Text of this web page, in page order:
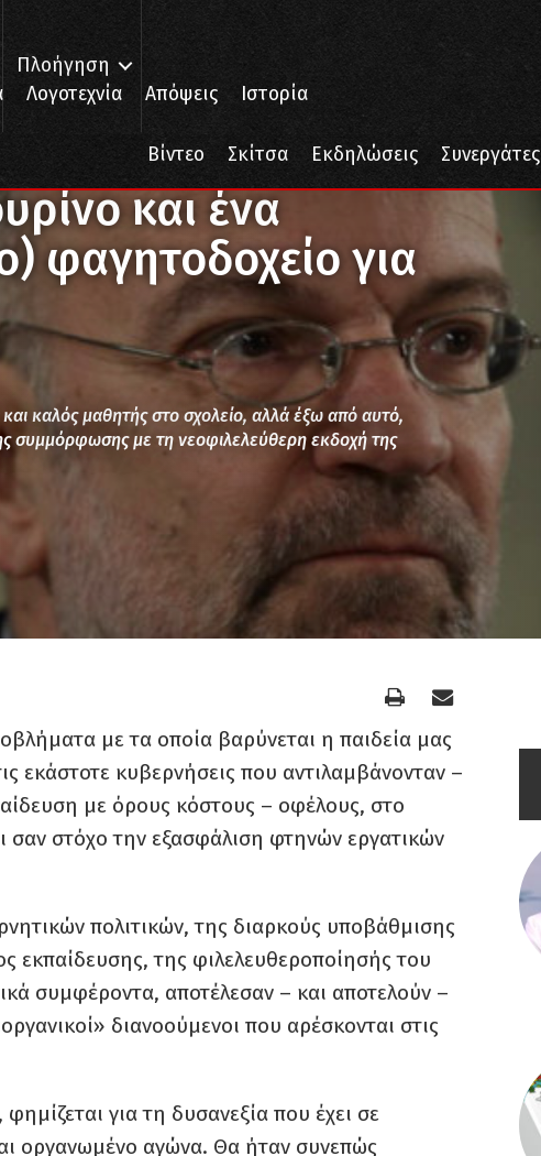
Πλοήγηση
Λογοτεχνία Απόψεις Ιστορία
Βίντεο Σκίτσα Εκδηλώσεις Συνεργάτες
μεγαλύτερο) φαγητοδοχείο για τον κ. Κανέλλη
και ένα
φαγητοδοχείο για
και καλός μαθητής στο σχολείο, αλλά έξω από αυτό,
συμμόρφωσης με τη νεοφιλελεύθερη εκδοχή της
με τα οποία βαρύνεται η παιδεία μας
εκάστοτε κυβερνήσεις που αντιλαμβάνονταν –
με όρους κόστους – οφέλους, στο
σαν στόχο την εξασφάλιση φτηνών εργατικών
πολιτικών, της διαρκούς υποβάθμισης
εκπαίδευσης, της φιλελευθεροποίησής του
συμφέροντα, αποτέλεσαν – και αποτελούν –
διανοούμενοι που αρέσκονται στις
για τη δυσανεξία που έχει σε
οργανωμένο αγώνα. Θα ήταν συνεπώς